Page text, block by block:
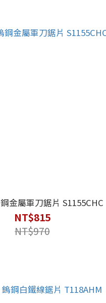
金屬軍刀鋸片 S1155CHC
NT$815
NT$970